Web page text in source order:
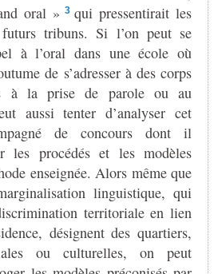
oral » 3 qui pressentirait les
tribuns. Si l’on peut se
à l’oral dans une école où
de s’adresser à des corps
à la prise de parole ou au
aussi tenter d’analyser cet
de concours dont il
les procédés et les modèles
enseignée. Alors même que
linguistique, qui
territoriale en lien
désignent des quartiers,
ou culturelles, on peut